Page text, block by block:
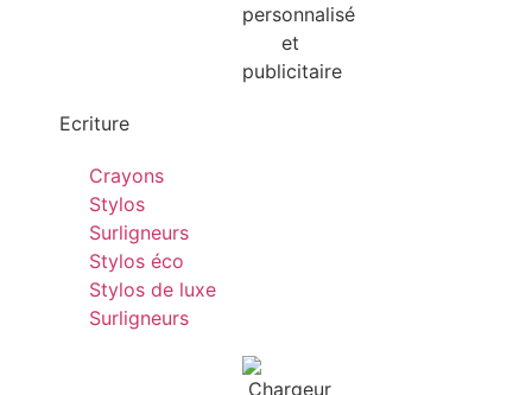
Ecriture
Crayons
Stylos
Surligneurs
Stylos éco
Stylos de luxe
Surligneurs